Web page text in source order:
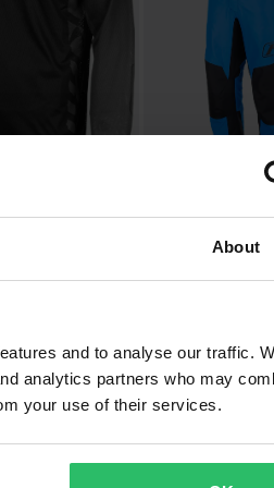
About
and to analyse our traffic.
analytics partners who may
your use of their services.
Haalarihousut Klim